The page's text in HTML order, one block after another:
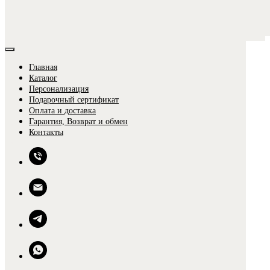
Главная
Каталог
Персонализация
Подарочный сертификат
Оплата и доставка
Гарантия, Возврат и обмен
Контакты